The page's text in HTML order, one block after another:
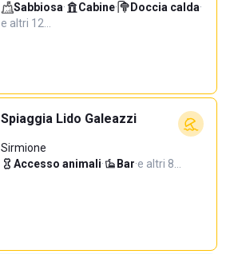
Sabbiosa· Cabine· Doccia calda·
e altri 12…
Spiaggia Lido Galeazzi
Sirmione
Accesso animali· Bar·e altri 8…